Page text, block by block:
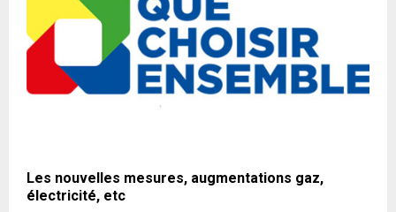
Les nouvelles mesures, augmentations gaz,
électricité, etc